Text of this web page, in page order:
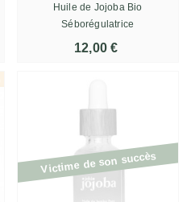
Huile de Jojoba Bio
Séborégulatrice
12,00 €
Victime de son succès